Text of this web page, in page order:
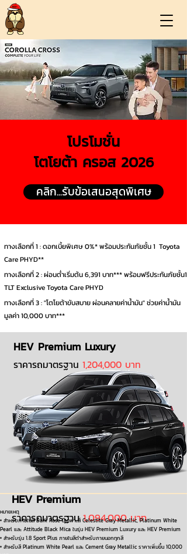
โปรโมชั่น
โตโยต้า ครอส 2026
คลิก...รับข้อเสนอสุดพิเศษ
ทางเลือกที่ 1 : ดอกเบี้ยพิเศษ 0%* พร้อมประกันภัยชั้น 1 Toyota
Care PHYD**
ทางเลือกที่ 2 : ผ่อนต่ำเริ่มต้น 6,391 บาท*** พร้อมฟรีประกันภัยชั้น1
TLT Exclusive Toyota Care PHYD
ทางเลือกที่ 3 : "โตโยต้าขับสบาย ผ่อนคลายค่าน้ำมัน" ช่วยค่าน้ำมัน
มูลค่า 10,000 บาท***
HEV Premium Luxury
ราคารถมาตรฐาน 1,204,000 บาท
HEV Premium
ราคารถมาตรฐาน1,094,000 บาท
หมายเหตุ
• สำหรับภายในสี Dark Rose มีเฉพาะสี Celestite Gray Metallic, Platinum White
Pearl และ Attitude Black Mica ในรุ่น HEV Premium Luxury และ HEV Premium
• สำหรับรุ่น 1.8 Sport Plus ภายในสีดำสำหรับภายนอกทุกสี
• สำหรับสี Platinum White Pearl และ Cement Gray Metallic ราคาเพิ่มขึ้น 10,000